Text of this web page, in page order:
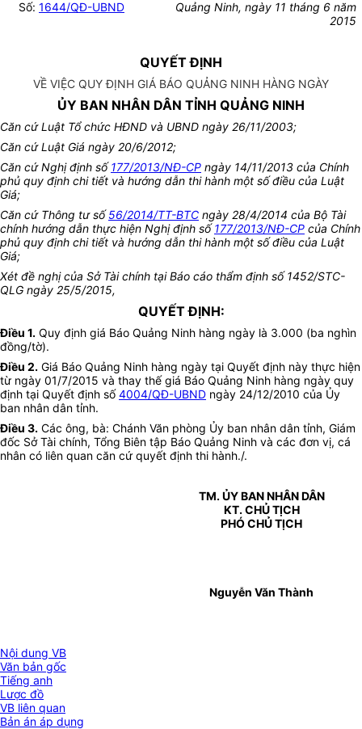
Số: 1644/QĐ-UBND
Quảng Ninh, ngày 11 tháng 6 năm
2015
QUYẾT ĐỊNH
VỀ VIỆC QUY ĐỊNH GIÁ BÁO QUẢNG NINH HÀNG NGÀY
ỦY BAN NHÂN DÂN TỈNH QUẢNG NINH
Căn cứ Luật Tổ chức HĐND và UBND ngày 26/11/2003;
Căn cứ Luật Giá ngày 20/6/2012;
Căn cứ Nghị định số177/2013/NĐ-CP ngày 14/11/2013 của Chính
phủ quy định chi tiết và hướng dẫn thi hành một số điều của Luật
Giá;
Căn cứ Thông tư số56/2014/TT-BTC ngày 28/4/2014 của Bộ Tài
chính hướng dẫn thực hiện Nghị định số177/2013/NĐ-CP của Chính
phủ quy định chi tiết và hướng dẫn thi hành một số điều của Luật
Giá;
Xét đề nghị của Sở Tài chính tại Báo cáo thẩm định số 1452/STC-
QLG ngày 25/5/2015,
QUYẾT ĐỊNH:
Điều 1. Quy định giá Báo Quảng Ninh hàng ngày là 3.000 (ba nghìn
đồng/tờ).
Điều 2. Giá Báo Quảng Ninh hàng ngày tại Quyết định này thực hiện
từ ngày 01/7/2015 và thay thế giá Báo Quảng Ninh hàng ngày quy
định tại Quyết định số4004/QĐ-UBND ngày 24/12/2010 của Ủy
ban nhân dân tỉnh.
Điều 3. Các ông, bà: Chánh Văn phòng Ủy ban nhân dân tỉnh, Giám
đốc Sở Tài chính, Tổng Biên tập Báo Quảng Ninh và các đơn vị, cá
nhân có liên quan căn cứ quyết định thi hành./.
TM. ỦY BAN NHÂN DÂN
KT. CHỦ TỊCH
PHÓ CHỦ TỊCH
Nguyễn Văn Thành
Nội dung VB
Văn bản gốc
Tiếng anh
Lược đồ
VB liên quan
Bản án áp dụng